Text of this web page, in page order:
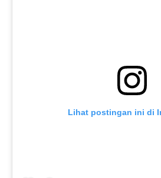
Lihat postingan ini di